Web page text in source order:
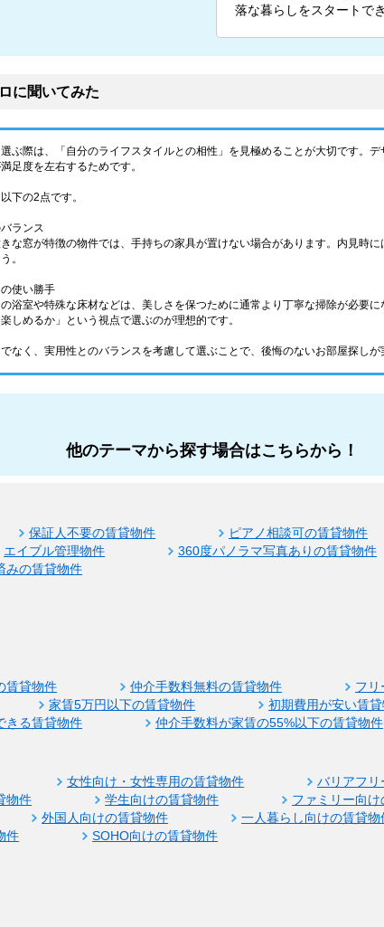
落な暮らしをスタートで
に聞いてみた
ぶ際は、「自分のライフスタイルとの相性」を見極めることが大切です。
足度を左右するためです。
下の2点です。
ランス
な窓が特徴の物件では、手持ちの家具が置けない場合があります。内見時
。
使い勝手
浴室や特殊な床材などは、美しさを保つために通常より丁寧な掃除が必要
しめるか」という視点で選ぶのが理想的です。
なく、実用性とのバランスを考慮して選ぶことで、後悔のないお部屋探しが
他のテーマから探す場合はこちらから！
保証人不要の賃貸物件 ピアノ相談可の賃貸物件
エイブル管理物件 360度パノラマ写真ありの賃貸物件
みの賃貸物件
賃貸物件 仲介手数料無料の賃貸物件
フリ
家賃5万円以下の賃貸物件 初期費用が安い賃
きる賃貸物件
仲介手数料が家賃の55%以下の賃貸物件
女性向け・女性専用の賃貸物件
バリアフリ
物件
学生向けの賃貸物件 ファミリー向
外国人向けの賃貸物件
一人暮らし向けの賃貸物
件
SOHO向けの賃貸物件